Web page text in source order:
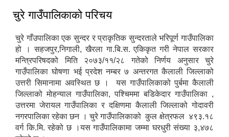
चुरे गाउँपालिकाको परिचय
चुरे गाँउपालिका एक सुन्दर र प्राकृतिक सुन्दरताले भरिपूर्ण गाउँपालिका
हो । सहजपुर,निगाली, खैरला गा.बि.स. एकिकृत गरी नेपाल सरकार
मन्त्रिपरिषदको मिति २०७३/११/२८ गतेको निर्णय अनुसार चुरे
गाउँपालिका घोषणा भई प्रदेश नम्बर ७ अन्तरगत कैलाली जिल्लाको
उत्तरी सिमानामा अवस्थित छ । यस गाउँपालिकाको पुर्बमा कैलाली
जिल्लाको माेहन्याल गाउँपालिका, पश्चिममा बडिकेदार गाउँपालिका ,
उत्तरमा जेरायल गाउँपालिका र दक्षिणमा कैलाली जिल्लाको गोदावरी
नगरपालिका रहेका छन । चुरे गाउँपालिकाको कुल क्षेत्रफल ४९३.१८
वर्ग कि.मि. रहेको छ ।यस गाउँपालिकामा जम्मा घरधुरी संख्या ३,४७८